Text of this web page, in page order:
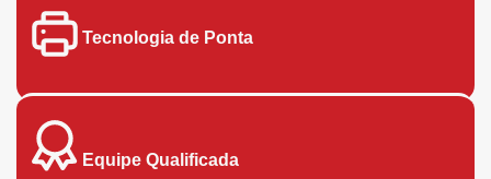
Tecnologia de Ponta
Equipe Qualificada